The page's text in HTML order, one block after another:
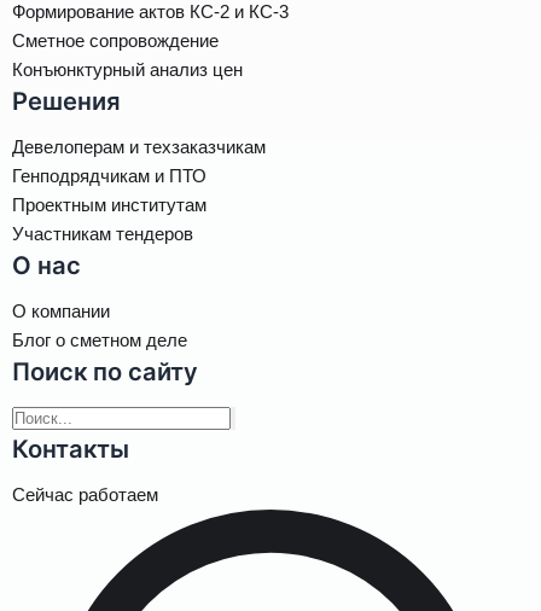
Формирование актов КС-2 и КС-3
Сметное сопровождение
Конъюнктурный анализ цен
Решения
Девелоперам и техзаказчикам
Генподрядчикам и ПТО
Проектным институтам
Участникам тендеров
О нас
О компании
Блог о сметном деле
Поиск по сайту
Контакты
Сейчас работаем